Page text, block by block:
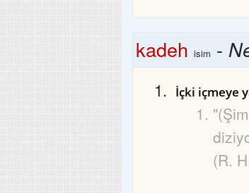
kadeh isim -
İçki içmeye
(R.